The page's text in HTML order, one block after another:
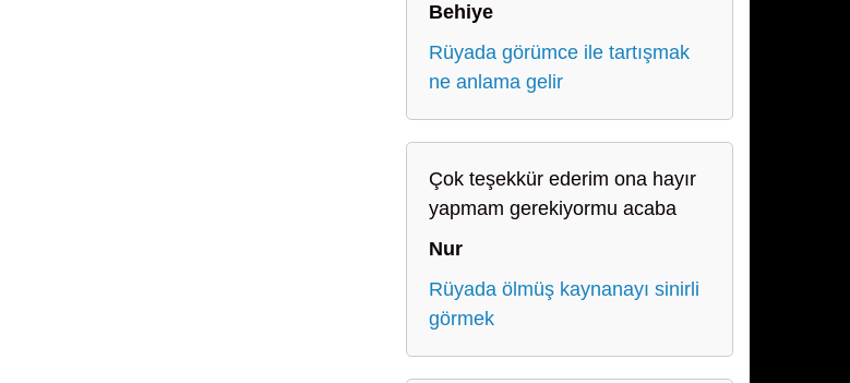
Behiye
Rüyada görümce ile tartışmak
ne anlama gelir
Çok teşekkür ederim ona hayır
yapmam gerekiyormu acaba
Nur
Rüyada ölmüş kaynanayı sinirli
görmek